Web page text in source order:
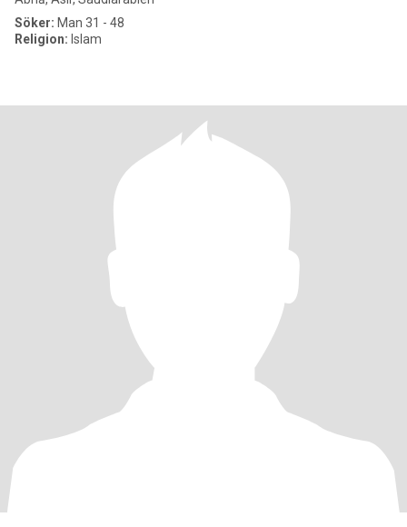
Söker: Man 31 - 48
Religion: Islam